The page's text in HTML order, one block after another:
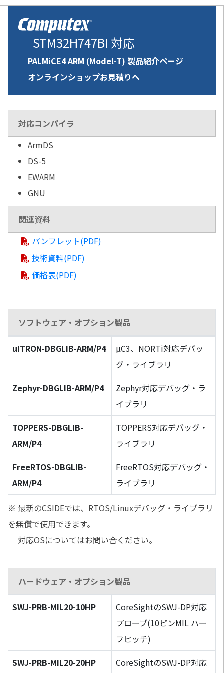
STM32H747BI 対応
PALMiCE4 ARM (Model-T) 製品紹介ページ
オンラインショップお見積りへ
対応コンパイラ
ArmDS
DS-5
EWARM
GNU
関連資料
パンフレット(PDF)
技術資料(PDF)
価格表(PDF)
ソフトウェア・オプション製品
uITRON-DBGLIB-ARM/P4
µC3、NORTi対応デバッ
グ・ライブラリ
Zephyr-DBGLIB-ARM/P4
Zephyr対応デバッグ・ラ
イブラリ
TOPPERS-DBGLIB-
ARM/P4
TOPPERS対応デバッグ・
ライブラリ
FreeRTOS-DBGLIB-
ARM/P4
FreeRTOS対応デバッグ・
ライブラリ
※ 最新のCSIDEでは、RTOS/Linuxデバッグ・ライブラリ
を無償で使用できます。
対応OSについてはお問い合ください。
ハードウェア・オプション製品
SWJ-PRB-MIL20-10HP
CoreSightのSWJ-DP対応
プローブ(10ピンMIL ハー
フピッチ)
SWJ-PRB-MIL20-20HP
CoreSightのSWJ-DP対応